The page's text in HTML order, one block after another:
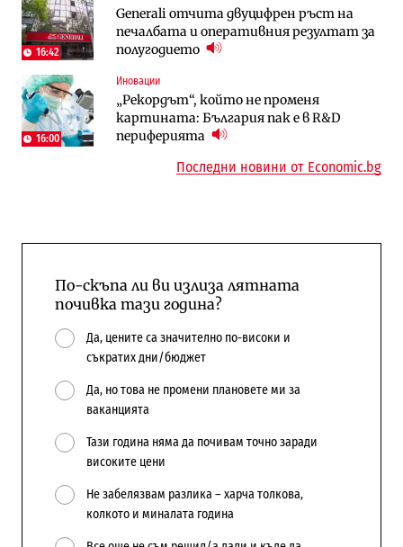
16:42
Generali отчита двуцифрен ръст на
печалбата и оперативния резултат за
полугодието
16:00
Иновации
„Рекордът“, който не променя
картината: България пак е в R&D
периферията
Трафикът толкова е намалял, че големи
медии обмислят да се откажат
напълно от Google
Компании
„Ендуросат“ ще строи огромен
космически и отбранителен център в
Доброславци
„Ендуросат“ ще строи огромен
космически и отбранителен център в
Доброславци
10:12
Енергетика
Държавният ТЕЦ „Марица изток 2“
работи с 5 блока
Последни новини от Economic.bg
По-скъпа ли ви излиза лятната
почивка тази година?
Да, цените са значително по-високи и
съкратих дни/бюджет
Да, но това не промени плановете ми за
ваканцията
Тази година няма да почивам точно заради
високите цени
Не забелязвам разлика – харча толкова,
колкото и миналата година